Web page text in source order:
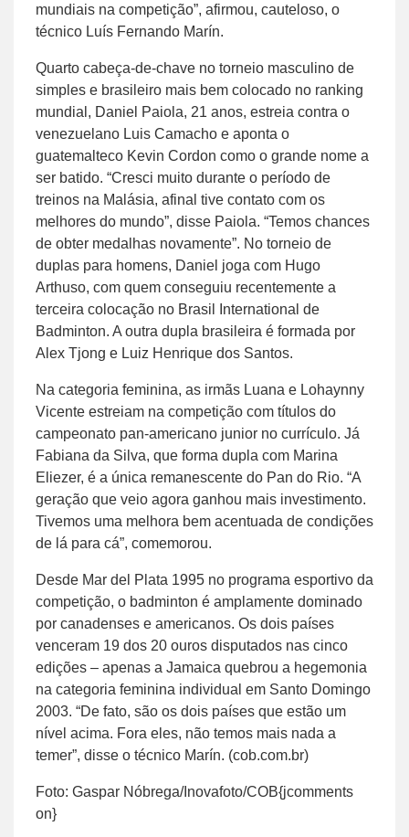
mundiais na competição”, afirmou, cauteloso, o
técnico Luís Fernando Marín.
Quarto cabeça-de-chave no torneio masculino de
simples e brasileiro mais bem colocado no ranking
mundial, Daniel Paiola, 21 anos, estreia contra o
venezuelano Luis Camacho e aponta o
guatemalteco Kevin Cordon como o grande nome a
ser batido. “Cresci muito durante o período de
treinos na Malásia, afinal tive contato com os
melhores do mundo”, disse Paiola. “Temos chances
de obter medalhas novamente”. No torneio de
duplas para homens, Daniel joga com Hugo
Arthuso, com quem conseguiu recentemente a
terceira colocação no Brasil International de
Badminton. A outra dupla brasileira é formada por
Alex Tjong e Luiz Henrique dos Santos.
Na categoria feminina, as irmãs Luana e Lohaynny
Vicente estreiam na competição com títulos do
campeonato pan-americano junior no currículo. Já
Fabiana da Silva, que forma dupla com Marina
Eliezer, é a única remanescente do Pan do Rio. “A
geração que veio agora ganhou mais investimento.
Tivemos uma melhora bem acentuada de condições
de lá para cá”, comemorou.
Desde Mar del Plata 1995 no programa esportivo da
competição, o badminton é amplamente dominado
por canadenses e americanos. Os dois países
venceram 19 dos 20 ouros disputados nas cinco
edições – apenas a Jamaica quebrou a hegemonia
na categoria feminina individual em Santo Domingo
2003. “De fato, são os dois países que estão um
nível acima. Fora eles, não temos mais nada a
temer”, disse o técnico Marín. (cob.com.br)
Foto: Gaspar Nóbrega/Inovafoto/COB{jcomments
on}